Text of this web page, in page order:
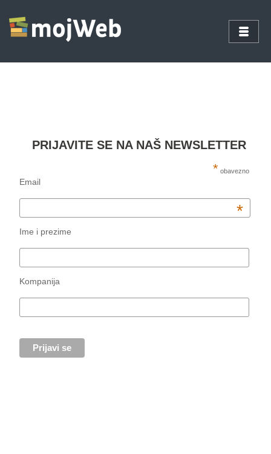
PRIJAVITE SE NA NAŠ NEWSLETTER
* obavezno
Email
*
Ime i prezime
Kompanija